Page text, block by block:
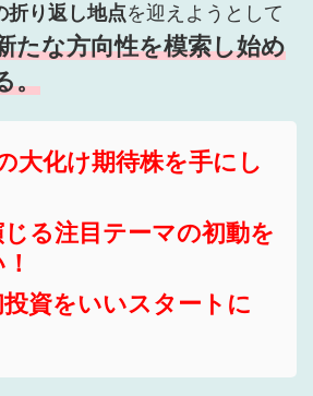
り返し地点を迎えようとして
たな方向性を模索し始め
。
大化け期待株を手にし
る注目テーマの初動を
資をいいスタートに